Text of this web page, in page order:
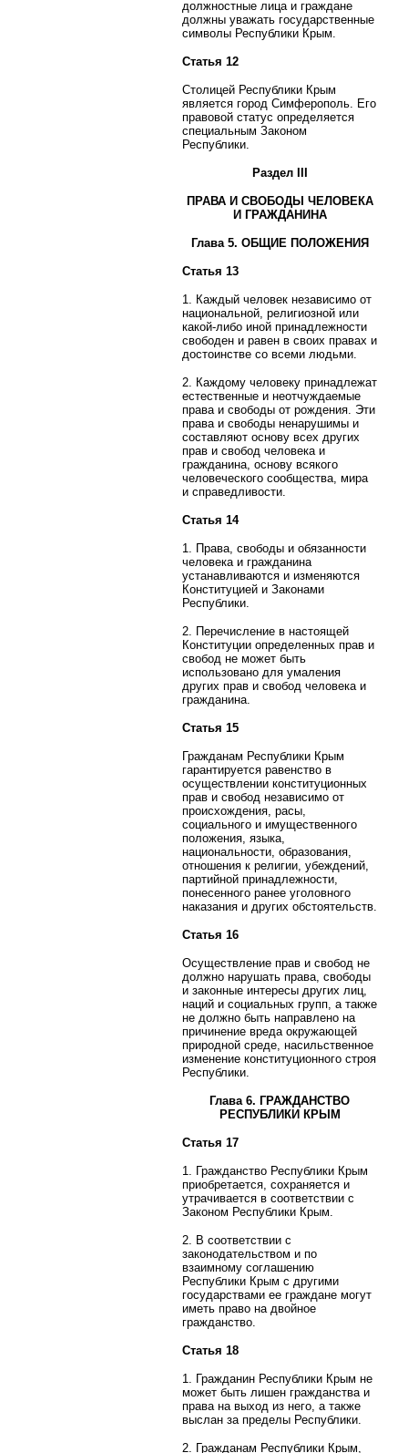
должностные лица и граждане
должны уважать государственные
символы Республики Крым.
Статья 12
Столицей Республики Крым
является город Симферополь. Его
правовой статус определяется
специальным Законом
Республики.
Раздел III
ПРАВА И СВОБОДЫ ЧЕЛОВЕКА
И ГРАЖДАНИНА
Глава 5. ОБЩИЕ ПОЛОЖЕНИЯ
Статья 13
1. Каждый человек независимо от
национальной, религиозной или
какой-либо иной принадлежности
свободен и равен в своих правах и
достоинстве со всеми людьми.
2. Каждому человеку принадлежат
естественные и неотчуждаемые
права и свободы от рождения. Эти
права и свободы ненарушимы и
составляют основу всех других
прав и свобод человека и
гражданина, основу всякого
человеческого сообщества, мира
и справедливости.
Статья 14
1. Права, свободы и обязанности
человека и гражданина
устанавливаются и изменяются
Конституцией и Законами
Республики.
2. Перечисление в настоящей
Конституции определенных прав и
свобод не может быть
использовано для умаления
других прав и свобод человека и
гражданина.
Статья 15
Гражданам Республики Крым
гарантируется равенство в
осуществлении конституционных
прав и свобод независимо от
происхождения, расы,
социального и имущественного
положения, языка,
национальности, образования,
отношения к религии, убеждений,
партийной принадлежности,
понесенного ранее уголовного
наказания и других обстоятельств.
Статья 16
Осуществление прав и свобод не
должно нарушать права, свободы
и законные интересы других лиц,
наций и социальных групп, а также
не должно быть направлено на
причинение вреда окружающей
природной среде, насильственное
изменение конституционного строя
Республики.
Глава 6. ГРАЖДАНСТВО
РЕСПУБЛИКИ КРЫМ
Статья 17
1. Гражданство Республики Крым
приобретается, сохраняется и
утрачивается в соответствии с
Законом Республики Крым.
2. В соответствии с
законодательством и по
взаимному соглашению
Республики Крым с другими
государствами ее граждане могут
иметь право на двойное
гражданство.
Статья 18
1. Гражданин Республики Крым не
может быть лишен гражданства и
права на выход из него, а также
выслан за пределы Республики.
2. Гражданам Республики Крым,